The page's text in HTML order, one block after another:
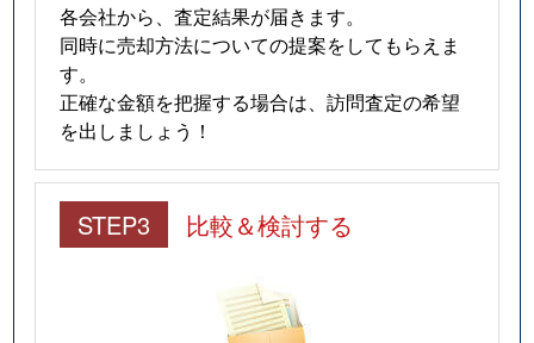
各会社から、査定結果が届きます。
同時に売却方法についての提案をしてもらえま
す。
正確な金額を把握する場合は、訪問査定の希望
を出しましょう！
STEP3 比較＆検討する